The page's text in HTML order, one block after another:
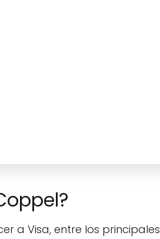
a Visa, entre los principales